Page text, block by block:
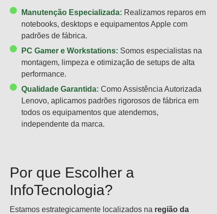
Manutenção Especializada: Realizamos reparos em
notebooks, desktops e equipamentos Apple com
padrões de fábrica.
PC Gamer e Workstations: Somos especialistas na
montagem, limpeza e otimização de setups de alta
performance.
Qualidade Garantida: Como Assistência Autorizada
Lenovo, aplicamos padrões rigorosos de fábrica em
todos os equipamentos que atendemos,
independente da marca.
Por que Escolher a
InfoTecnologia?
Estamos estrategicamente localizados na região da